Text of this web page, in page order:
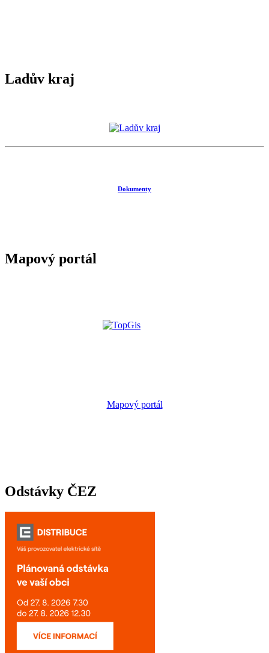
Ladův kraj
Dokumenty
Mapový portál
Mapový portál
Odstávky ČEZ